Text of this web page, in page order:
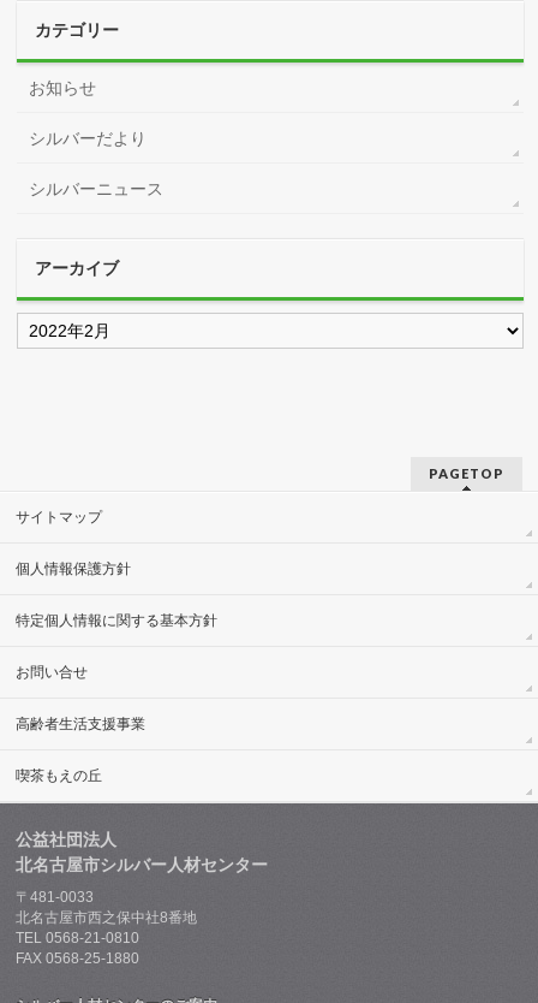
カテゴリー
お知らせ
シルバーだより
シルバーニュース
アーカイブ
ア
ー
カ
PAGETOP
サイトマップ
個人情報保護方針
特定個人情報に関する基本方針
お問い合せ
高齢者生活支援事業
喫茶もえの丘
公益社団法人
北名古屋市シルバー人材センター
〒481-0033
北名古屋市西之保中社8番地
TEL 0568-21-0810
FAX 0568-25-1880